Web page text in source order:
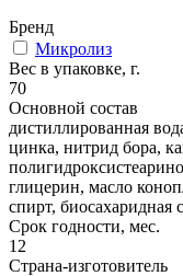
Бренд
Микролиз
Вес в упаковке, г.
70
Основной состав
дистиллированная
цинка, нитрид бора,
глицерин, масло
спирт, биосахаридная
Срок годности, мес.
12
Страна-изготовитель